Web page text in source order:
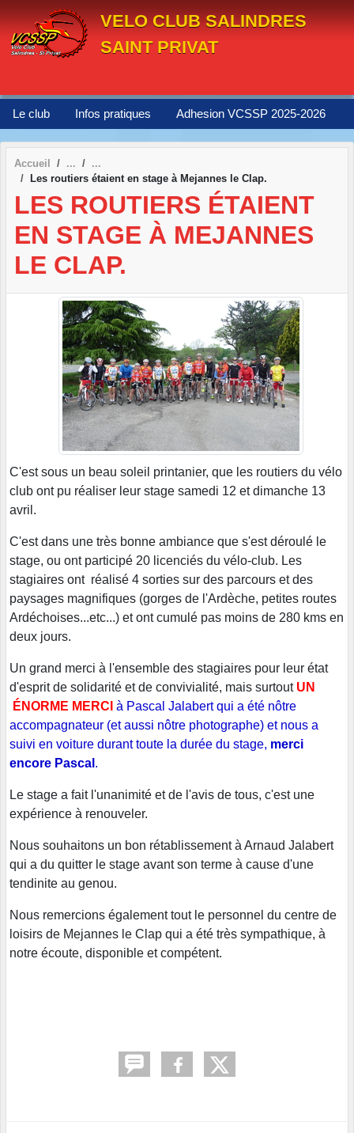
VELO CLUB SALINDRES
SAINT PRIVAT
Le club Infos pratiques Adhesion VCSSP 2025-2026
Accueil
Les routiers étaient en stage à Mejannes le Clap.
LES ROUTIERS ÉTAIENT
EN STAGE À MEJANNES
LE CLAP.
C'est sous un beau soleil printanier, que les routiers du vélo
club ont pu réaliser leur stage samedi 12 et dimanche 13
avril.
C'est dans une très bonne ambiance que s'est déroulé le
stage, ou ont participé 20 licenciés du vélo-club. Les
stagiaires ont réalisé 4 sorties sur des parcours et des
paysages magnifiques (gorges de l'Ardèche, petites routes
Ardéchoises...etc...) et ont cumulé pas moins de 280 kms en
deux jours.
Un grand merci à l'ensemble des stagiaires pour leur état
d'esprit de solidarité et de convivialité, mais surtout UN
ÉNORME MERCI à Pascal Jalabert qui a été nôtre
accompagnateur (et aussi nôtre photographe) et nous a
suivi en voiture durant toute la durée du stage, merci
encore Pascal .
Le stage a fait l'unanimité et de l'avis de tous, c'est une
expérience à renouveler.
Nous souhaitons un bon rétablissement à Arnaud Jalabert
qui a du quitter le stage avant son terme à cause d'une
tendinite au genou.
Nous remercions également tout le personnel du centre de
loisirs de Mejannes le Clap qui a été très sympathique, à
notre écoute, disponible et compétent.
Panneau de gestion des cookies